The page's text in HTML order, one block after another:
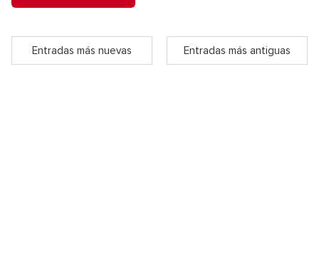
Entradas más nuevas Entradas más antiguas